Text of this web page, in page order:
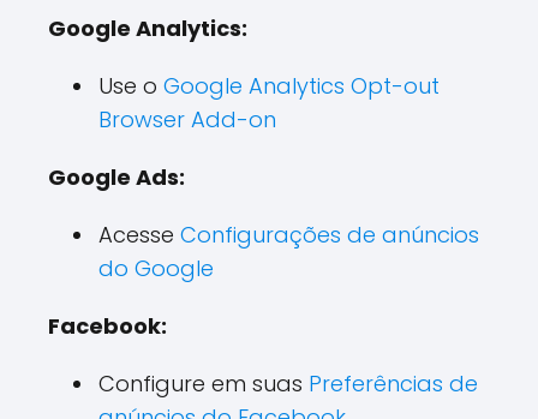
Google Analytics:
Use o Google Analytics Opt-out
Browser Add-on
Google Ads:
Acesse Configurações de anúncios
do Google
Facebook:
Configure em suas Preferências de